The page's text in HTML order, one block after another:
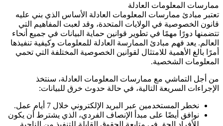
ممارسات المعلومات العادلة
تعتبر مبادئ ممارسات المعلومات العادلة الأساس الذي بني عليه
قانون الخصوصية في الولايات المتحدة، وقد لعبت المفاهيم التي
تتضمنها دورًا مهمًا في تطوير قوانين حماية البيانات في جميع أنحاء
العالم. يعد فهم مبادئ الممارسة العادلة للمعلومات وكيفية تنفيذها
أمرًا بالغ الأهمية للامتثال لقوانين الخصوصية المختلفة التي تحمي
المعلومات الشخصية.
من أجل التماشي مع ممارسات المعلومات العادلة، سنتخذ
الإجراءات السريعة التالية، في حالة حدوث خرق للبيانات:
نخطر المستخدمين عبر البريد الإلكتروني خلال 7 أيام عمل.
نوافق أيضًا على مبدأ الإنصاف الفردي، الذي يشترط أن يكون
للأفراد الحق في متابعة الحقوق القابلة للتنفيذ من الناحية